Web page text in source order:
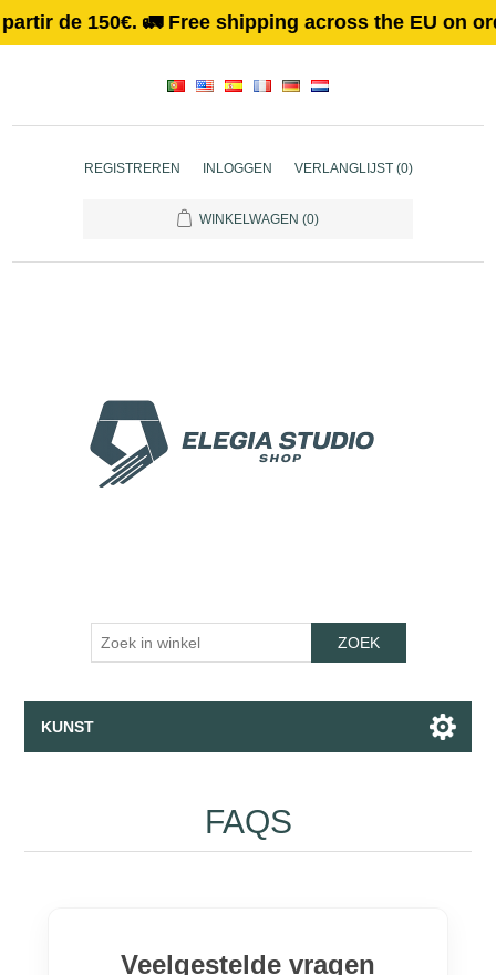
de 150€. 🚛 Free shipping across the EU on
REGISTREREN INLOGGEN VERLANGLIJST (0)
WINKELWAGEN (0)
ZOEK
KUNST
Praat met de assistent
FAQS
Veelgestelde vragen